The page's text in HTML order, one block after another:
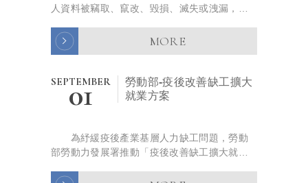
人資料被竊取、竄改、毀損、滅失或洩漏，敬
檢附「旅宿業個人資料檔案安全維護計畫」(範
本...
MORE
SEPTEMBER
01
勞動部-疫後改善缺工擴大
就業方案
為紓緩疫後產業基層人力缺工問題，勞動
部勞動力發展署推動「疫後改善缺工擴大就業
業獎勵每月最高1.3萬元，鼓勵失業勞工積極投